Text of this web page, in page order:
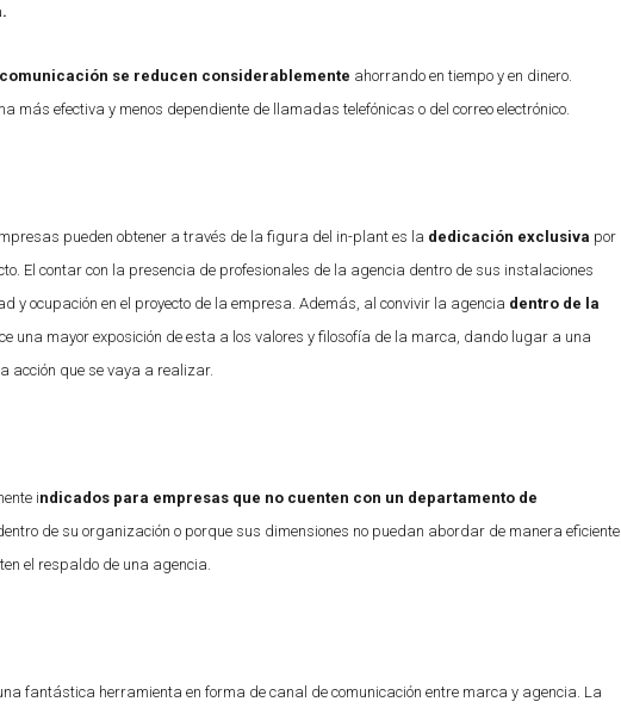
se reducen considerablemente ahorrando en tiempo y en dinero.
más efectiva y menos dependiente de llamadas telefónicas o del correo electrónico.
pueden obtener a través de la figura del in-plant es la dedicación exclusiva por
El contar con la presencia de profesionales de la agencia dentro de sus instalaciones
y ocupación en el proyecto de la empresa. Además, al convivir la agencia dentro de la
una mayor exposición de esta a los valores y filosofía de la marca, dando lugar a una
acción que se vaya a realizar.
indicados para empresas que no cuenten con un departamento de
de su organización o porque sus dimensiones no puedan abordar de manera eficiente
el respaldo de una agencia.
fantástica herramienta en forma de canal de comunicación entre marca y agencia. La